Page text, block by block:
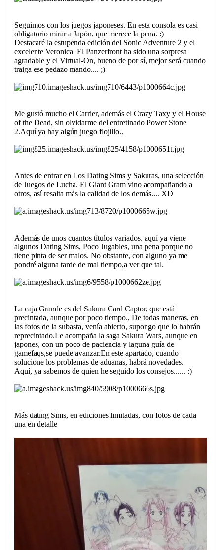
Seguimos con los juegos japoneses. En esta consola es casi
obligatorio mirar a Japón, que merece la pena. :)
Destacaré la estupenda edición del Sonic Adventure 2 y el
excelente Veronica. El Panzerfront ha sido una sorpresa
agradable y el Virtual-On, bueno de por sí, mejor será cuando
traiga ese pedazo mando.... ;)
Me gustó mucho el Carrier, además el Crazy Taxy y el House
of the Dead, sin olvidarme del entretinado Power Stone
2.Aquí ya hay algún juego flojillo..
Antes de entrar en Los Dating Sims y Sakuras, una selección
de Juegos de Lucha. El Giant Gram vino acompañando a
otros, así resalta más la calidad de los demás.... XD
Además de unos cuantos títulos variados, aquí ya viene
algunos Dating Sims, Poco Jugables, una pena porque no
tiene pinta de ser malos. No obstante, con alguno ya me
pondré alguna tarde de mal tiempo,a ver que tal.
La caja Grande es del Sakura Card Captor, que está
precintada, aunque por poco tiempo., De todas maneras, en
las fotos de la subasta, venía abierto, supongo que lo habrán
reprecintado.Le acompaña la saga Sakura Wars, aunque en
japones, con un poco de paciencia y laguna guía de
gamefaqs,se puede avanzar.En este apartado, cuando
solucione los problemas de aduanas, habrá novedades.
Aquí, ya sabemos de quien he seguido los consejos...... :)
Más dating Sims, en ediciones limitadas, con fotos de cada
una en detalle